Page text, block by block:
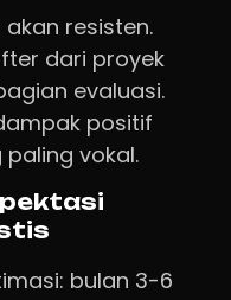
resisten.
dari proyek
evaluasi.
positif
vokal.
bulan 3-6